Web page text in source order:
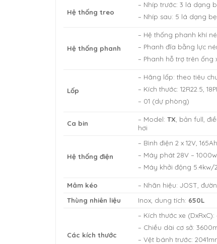
Hệ thống treo
– Nhíp trước: 3 lá dạng
– Nhíp sau: 5 lá dạng
Hệ thống phanh
– Hệ thống phanh khí
– Phanh đĩa bằng lực
– Phanh hỗ trợ trên ống
Lốp
– Hãng lốp: theo tiêu
– Kích thước: 12R22.5,
– 01 (dự phòng)
Ca bin – Model: TX , bản full,
hơi
Hệ thống điện
– Bình điện 2 x 12V, 165Ah
– Máy phát 28V – 1000w
– Máy khởi động 5.4kw/
Mâm kéo
– Nhãn hiệu: JOST,
Thùng nhiên liệu
Inox, dung tích: 650L
Các kích thước
– Kích thước xe
– Chiều dài cơ sở:
– Vệt bánh trước: